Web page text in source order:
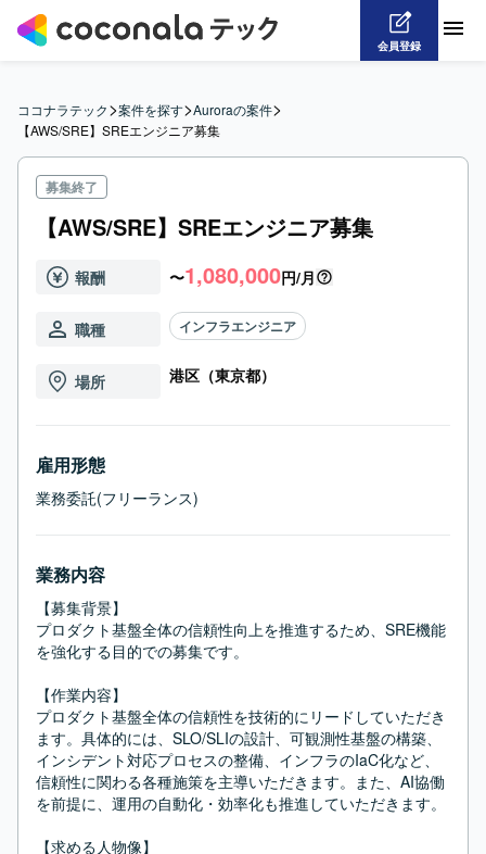
会員登録
ココナラテック>案件を探す>Auroraの案件>
【AWS/SRE】SREエンジニア募集
募集終了
【AWS/SRE】SREエンジニア募集
報酬 〜1,080,000円/月
職種 インフラエンジニア
場所 港区（東京都）
雇用形態
業務委託(フリーランス)
業務内容
【募集背景】
プロダクト基盤全体の信頼性向上を推進するため、SRE機能
を強化する目的での募集です。
【作業内容】
プロダクト基盤全体の信頼性を技術的にリードしていただき
ます。具体的には、SLO/SLIの設計、可観測性基盤の構築、
インシデント対応プロセスの整備、インフラのIaC化など、
信頼性に関わる各種施策を主導いただきます。また、AI協働
を前提に、運用の自動化・効率化も推進していただきます。
【求める人物像】